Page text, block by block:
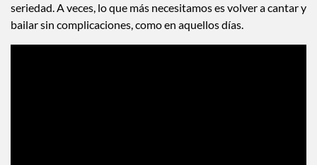
seriedad. A veces, lo que más necesitamos es volver a cantar y
bailar sin complicaciones, como en aquellos días.